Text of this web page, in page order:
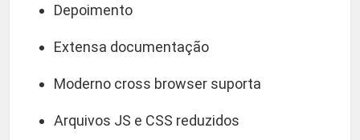
Depoimento
Extensa documentação
Moderno cross browser suporta
Arquivos JS e CSS reduzidos